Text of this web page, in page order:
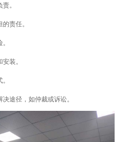
。
责任。
装。
途径，如仲裁或诉讼。